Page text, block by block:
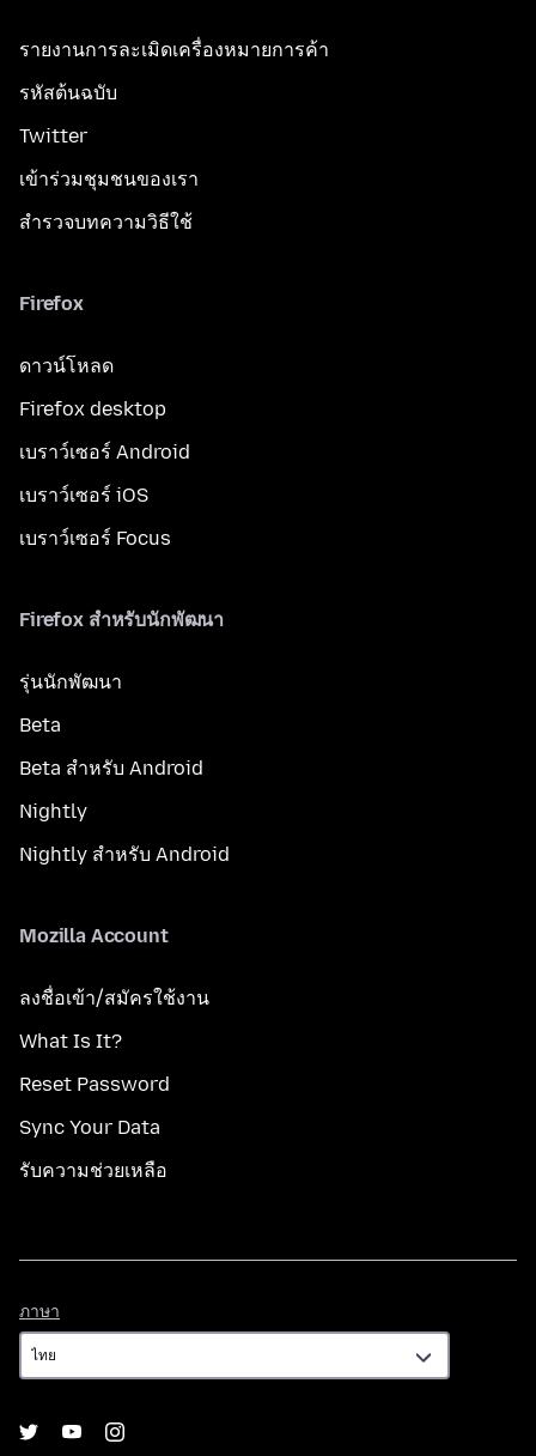
รายงานการละเมิดเครื่องหมายการค้า
รหัสต้นฉบับ
Twitter
เข้าร่วมชุมชนของเรา
สำรวจบทความวิธีใช้
Firefox
ดาวน์โหลด
Firefox desktop
เบราว์เซอร์ Android
เบราว์เซอร์ iOS
เบราว์เซอร์ Focus
Firefox สำหรับนักพัฒนา
รุ่นนักพัฒนา
Beta
Beta สำหรับ Android
Nightly
Nightly สำหรับ Android
Mozilla Account
ลงชื่อเข้า/สมัครใช้งาน
What Is It?
Reset Password
Sync Your Data
รับความช่วยเหลือ
ภาษา